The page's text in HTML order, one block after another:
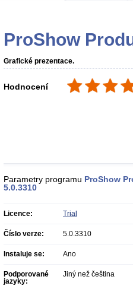
ProShow
Grafické prezentace.
Hodnocení
Parametry programu ProShow
5.0.3310
Licence: Trial
Číslo verze: 5.0.3310
Instaluje se: Ano
Podporované
jazyky:
Jiný než čeština